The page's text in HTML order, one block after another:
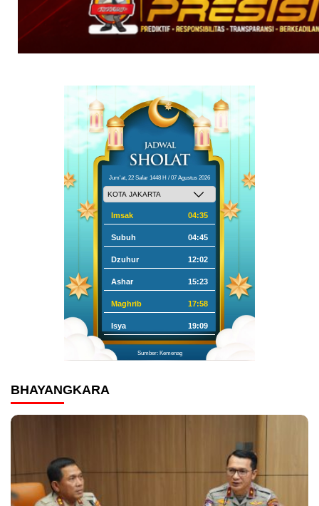
Jum'at, 22 Safar 1448 H / 07 Agustus 2026
Imsak 04:35
Subuh 04:45
Dzuhur 12:02
Ashar 15:23
Maghrib 17:58
Isya 19:09
Sumber: Kemenag
BHAYANGKARA